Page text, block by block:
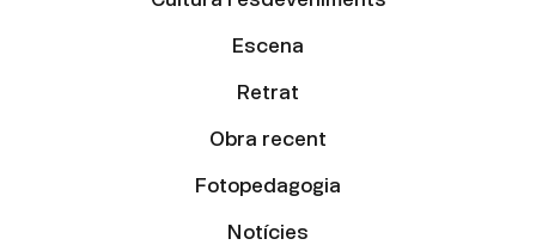
Escena
Retrat
Obra recent
Fotopedagogia
Notícies